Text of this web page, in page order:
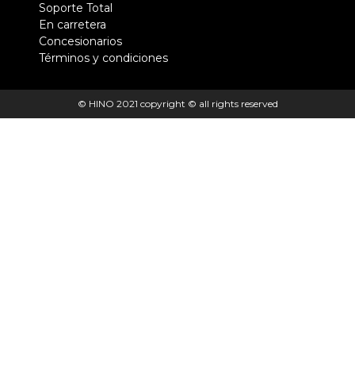
Soporte Total
En carretera
Concesionarios
Términos y condiciones
© HINO 2021 copyright © all rights reserved